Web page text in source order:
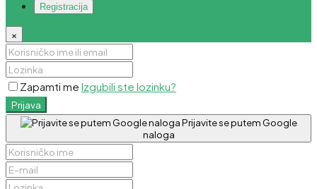
Registracija
×
Zapamti me Izgubili ste lozinku?
Prijava
Prijavite se putem Google
naloga